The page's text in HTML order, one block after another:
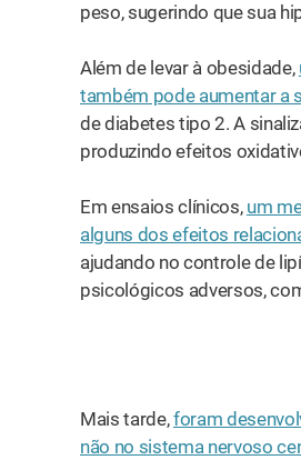
peso, sugerindo que sua
Além de levar à obesidade,
também pode aumentar a
de diabetes tipo 2. A
produzindo efeitos
Em ensaios clínicos, um
alguns dos efeitos
ajudando no controle de
psicológicos adversos,
Mais tarde,foram
não no sistema nervoso